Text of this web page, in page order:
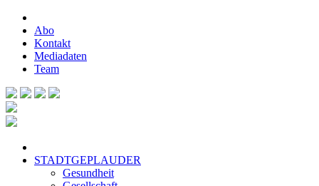
Abo
Kontakt
Mediadaten
Team
STADTGEPLAUDER
Gesundheit